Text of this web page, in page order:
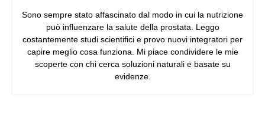
Sono sempre stato affascinato dal modo in cui la nutrizione
può influenzare la salute della prostata. Leggo
costantemente studi scientifici e provo nuovi integratori per
capire meglio cosa funziona. Mi piace condividere le mie
scoperte con chi cerca soluzioni naturali e basate su
evidenze.